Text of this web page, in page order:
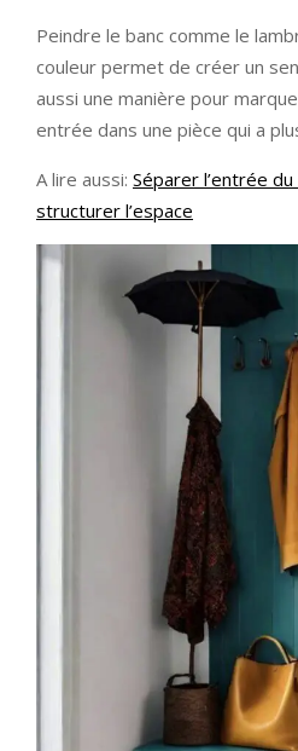
Peindre le banc comme le
couleur permet de créer un
aussi une manière pour
entrée dans une pièce qui a
A lire aussi: Séparer l’entrée
structurer l’espace